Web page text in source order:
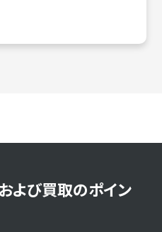
よび買取のポイン